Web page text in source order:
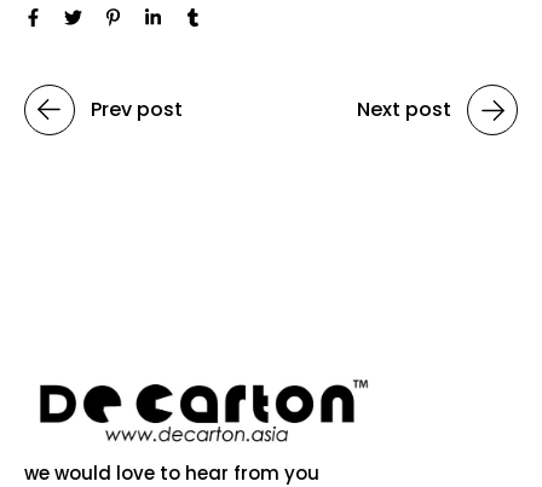
Prev post Next post
we would love to hear from you